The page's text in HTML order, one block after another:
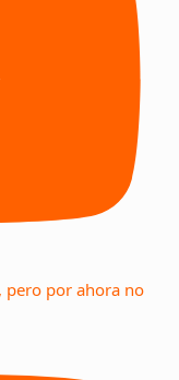
pero por ahora no